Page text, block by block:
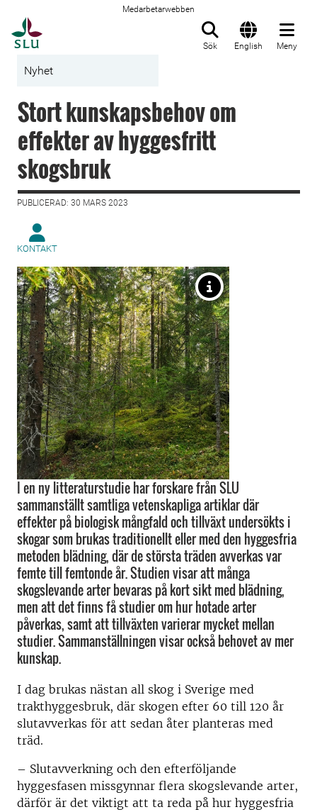
Medarbetarwebben
Sök English Meny
Nyhet
Stort kunskapsbehov om
effekter av hyggesfritt
skogsbruk
PUBLICERAD: 30 MARS 2023
KONTAKT
I en ny litteraturstudie har forskare från SLU
sammanställt samtliga vetenskapliga artiklar där
effekter på biologisk mångfald och tillväxt undersökts i
skogar som brukas traditionellt eller med den hyggesfria
metoden blädning, där de största träden avverkas var
femte till femtonde år. Studien visar att många
skogslevande arter bevaras på kort sikt med blädning,
men att det finns få studier om hur hotade arter
påverkas, samt att tillväxten varierar mycket mellan
studier. Sammanställningen visar också behovet av mer
kunskap.
I dag brukas nästan all skog i Sverige med
trakthyggesbruk, där skogen efter 60 till 120 år
slutavverkas för att sedan åter planteras med
träd.
– Slutavverkning och den efterföljande
hyggesfasen missgynnar flera skogslevande arter,
därför är det viktigt att ta reda på hur hyggesfria